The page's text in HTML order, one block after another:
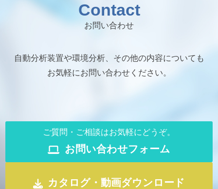
Contact
お問い合わせ
自動分析装置や環境分析、その他の内容についても
お気軽にお問い合わせください。
ご質問・ご相談はお気軽にどうぞ。
お問い合わせフォーム
カタログ・動画ダウンロード